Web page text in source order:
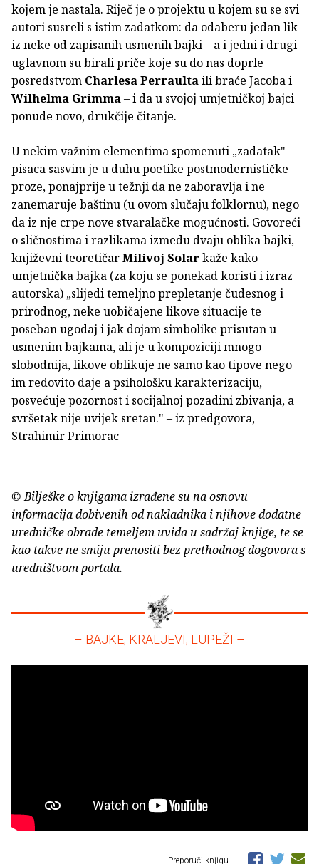
kojem je nastala. Riječ je o projektu u kojem su se svi
autori susreli s istim zadatkom: da odaberu jedan lik
iz neke od zapisanih usmenih bajki – a i jedni i drugi
uglavnom su birali priče koje su do nas doprle
posredstvom Charlesa Perraultaili braće Jacoba i
Wilhelma Grimma– i da u svojoj umjetničkoj bajci
ponude novo, drukčije čitanje.
U nekim važnim elementima spomenuti „zadatak"
pisaca sasvim je u duhu poetike postmodernističke
proze, ponajprije u težnji da ne zaboravlja i ne
zanemaruje baštinu (u ovom slučaju folklornu), nego
da iz nje crpe nove stvaralačke mogućnosti. Govoreći
o sličnostima i razlikama izmedu dvaju oblika bajki,
književni teoretičarMilivoj Solarkaže kako
umjetnička bajka (za koju se ponekad koristi i izraz
autorska) „slijedi temeljno prepletanje čudesnog i
prirodnog, neke uobičajene likove situacije te
poseban ugodaj i jak dojam simbolike prisutan u
usmenim bajkama, ali je u kompoziciji mnogo
slobodnija, likove oblikuje ne samo kao tipove nego
im redovito daje a psihološku karakterizaciju,
posvećuje pozornost i socijalnoj pozadini zbivanja, a
svršetak nije uvijek sretan." – iz predgovora,
Strahimir Primorac
© Bilješke o knjigama izrađene su na osnovu
informacija dobivenih od nakladnika i njihove dodatne
uredničke obrade temeljem uvida u sadržaj knjige, te se
kao takve ne smiju prenositi bez prethodnog dogovora s
uredništvom portala.
– BAJKE, KRALJEVI, LUPEŽI –
Preporuči knjigu